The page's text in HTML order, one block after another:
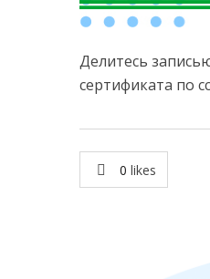
Делитесь
сертификата по
0 likes